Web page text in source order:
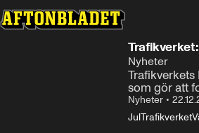
Nyheter
som gör att
Nyheter •
JulTrafikverket